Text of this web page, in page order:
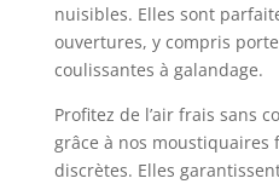
nuisibles. Elles sont
ouvertures, y compris
coulissantes à galandage.
Profitez de l’air frais sans
grâce à nos moustiquaires
discrètes. Elles